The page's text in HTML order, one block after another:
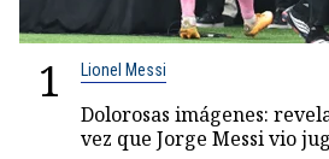
1 Lionel Messi
Dolorosas imágenes:
vez que Jorge Messi vio